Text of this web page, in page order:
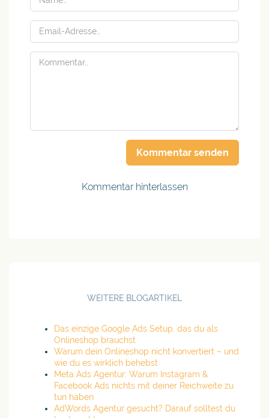
Kommentar senden
Kommentar hinterlassen
WEITERE BLOGARTIKEL
Das einzige Google Ads Setup, das du als
Onlineshop brauchst
Warum dein Onlineshop nicht konvertiert – und
wie du es wirklich behebst
Meta Ads Agentur: Warum Instagram &
Facebook Ads nichts mit deiner Reichweite zu
tun haben
AdWords Agentur gesucht? Darauf solltest du